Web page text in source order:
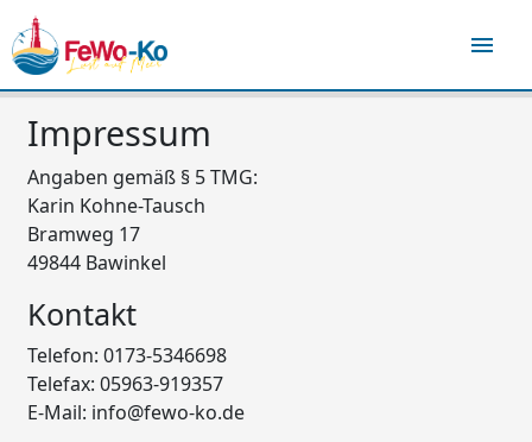
menu
Impressum
Angaben gemäß § 5 TMG:
Karin Kohne-Tausch
Bramweg 17
49844 Bawinkel
Kontakt
Telefon: 0173-5346698
Telefax: 05963-919357
E-Mail: info@fewo-ko.de